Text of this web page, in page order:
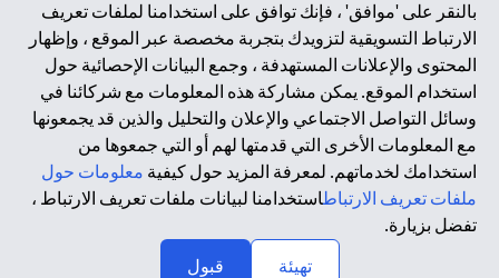
بالنقر على 'موافق' ، فإنك توافق على استخدامنا لملفات تعريف
الارتباط التسويقية لتزويدك بتجربة مخصصة عبر الموقع ، وإظهار
المحتوى والإعلانات المستهدفة ، وجمع البيانات الإحصائية حول
استخدام الموقع. يمكن مشاركة هذه المعلومات مع شركائنا في
وسائل التواصل الاجتماعي والإعلان والتحليل والذين قد يجمعونها
مع المعلومات الأخرى التي قدمتها لهم أو التي جمعوها من
استخدامك لخدماتهم. لمعرفة المزيد حول كيفية معلومات حول
ملفات تعريف الارتباطاستخدامنا لبيانات ملفات تعريف الارتباط ،
تفضل بزيارة.
تهيئة
قبول
أرقام التراخيص 202563 لفرع الوصل في دبي، 531989 لفرع مول
الإمارات في دبي، وCN-1002019لفرع أبوظبي. هاتف: 4000 311 04.
فرع سيتي بنك إن إيه - الإمارات العربية المتحدة مرخص من مصرف
الإمارات العربية المتحدة المركزي كفرع لبنك أجنبي.
سيتي بنك إن إيه الإمارات العربية المتحدة مرخص من هيئة الأوراق المالية
والسلع في الإمارات العربية المتحدة ("SCA") للقيام بالنشاط المالي لـ أ)
الاستشارات المالية والتعريف والترويج بموجب ترخيص رقم
20200000097 ب) وسيط تداول في الأسواق الدولية بموجب ترخيص